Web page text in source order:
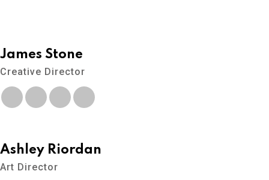
James Stone
Creative Director
Ashley Riordan
Art Director